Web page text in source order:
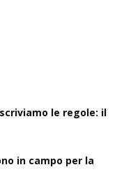
le regole: il
in campo per la